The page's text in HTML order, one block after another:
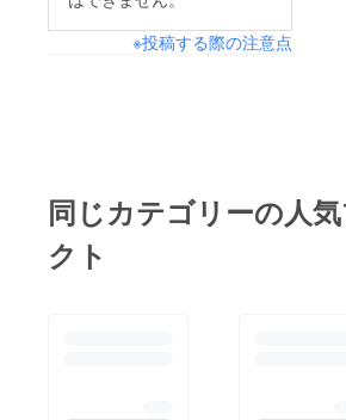
※投稿する際の注意点
同じカテゴリーの人
クト